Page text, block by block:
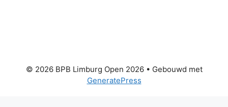
© 2026 BPB Limburg Open 2026• Gebouwd met
GeneratePress